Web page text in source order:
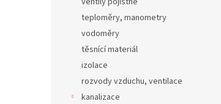
teploměry, manometry
vodoměry
těsnící materiál
izolace
rozvody vzduchu, ventilace
kanalizace